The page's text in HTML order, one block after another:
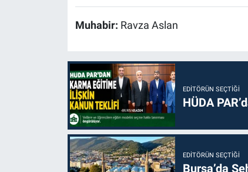
Muhabir: Ravza Aslan
EDITÖRÜN SEÇTIĞI
HÜDA
EDITÖRÜN SEÇTIĞI
Bursa’da